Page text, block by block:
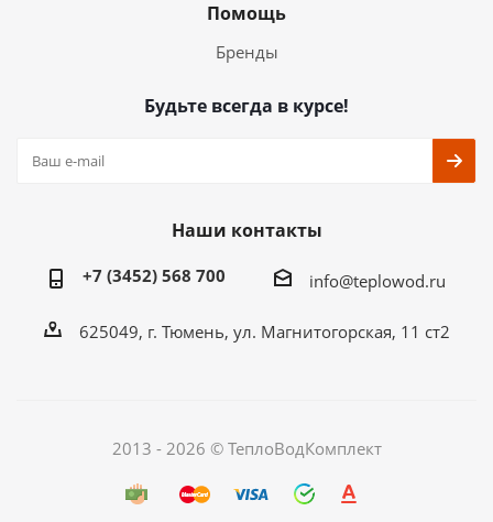
Помощь
Бренды
Будьте всегда в курсе!
Наши контакты
+7 (3452) 568 700 info@teplowod.ru
​625049, г. Тюмень, ул. Магнитогорская, 11 ст2
2013 - 2026 © ТеплоВодКомплект